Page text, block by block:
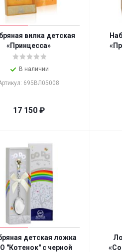
вилка детская
«Принцесса»
В наличии
695ВЛ05008
17 150₽
детская ложка
"Котенок" с черной